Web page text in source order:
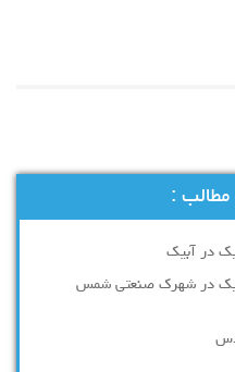
:
در آبیک
بریک در شهرک صنعتی شمس